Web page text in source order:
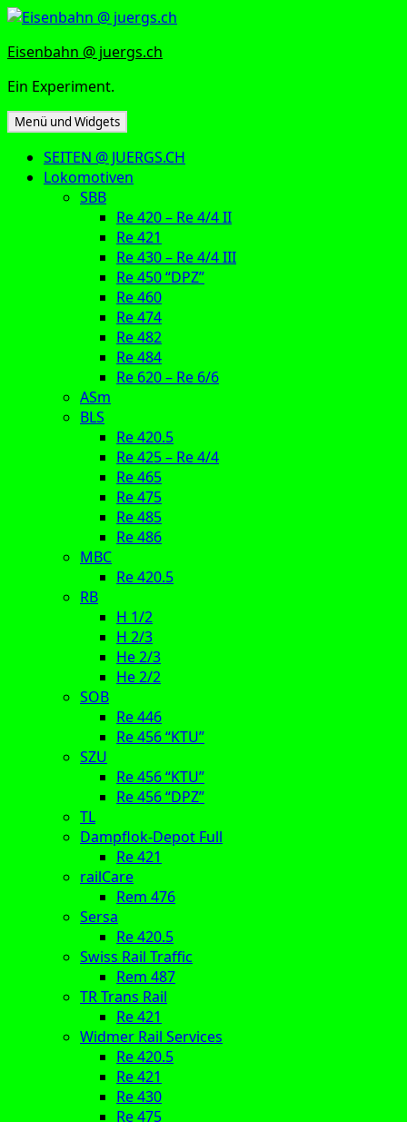
Zum
springen
Eisenbahn @ juergs.ch
Ein Experiment.
Menü und Widgets
SEITEN @ JUERGS.CH
Lokomotiven
SBB
Re 420 – Re 4/4 II
Re 421
Re 430 – Re 4/4 III
Re 450 “DPZ”
Re 460
Re 474
Re 482
Re 484
Re 620 – Re 6/6
ASm
BLS
Re 420.5
Re 425 – Re 4/4
Re 465
Re 475
Re 485
Re 486
MBC
Re 420.5
RB
H 1/2
H 2/3
He 2/3
He 2/2
SOB
Re 446
Re 456 “KTU”
SZU
Re 456 “KTU”
Re 456 “DPZ”
TL
Dampflok-Depot Full
Re 421
railCare
Rem 476
Sersa
Re 420.5
Swiss Rail Traffic
Rem 487
TR Trans Rail
Re 421
Widmer Rail Services
Re 420.5
Re 421
Re 430
Re 475